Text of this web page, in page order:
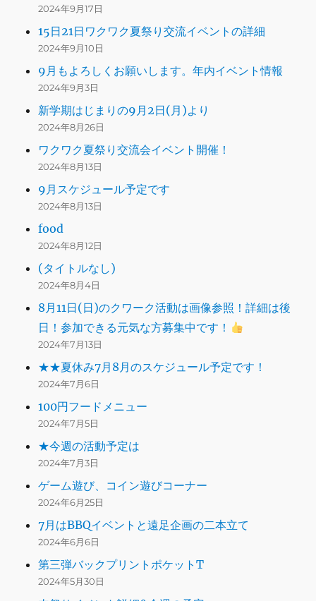
2024年9月17日
15日21日ワクワク夏祭り交流イベントの詳細
2024年9月10日
9月もよろしくお願いします。年内イベント情報
2024年9月3日
新学期はじまりの9月2日(月)より
2024年8月26日
ワクワク夏祭り交流会イベント開催！
2024年8月13日
9月スケジュール予定です
2024年8月13日
food
2024年8月12日
(タイトルなし)
2024年8月4日
8月11日(日)のクワーク活動は画像参照！詳細は後
日！参加できる元気な方募集中です！
2024年7月13日
★★夏休み7月8月のスケジュール予定です！
2024年7月6日
100円フードメニュー
2024年7月5日
★今週の活動予定は
2024年7月3日
ゲーム遊び、コイン遊びコーナー
2024年6月25日
7月はBBQイベントと遠足企画の二本立て
2024年6月6日
第三弾バックプリントポケットT
2024年5月30日